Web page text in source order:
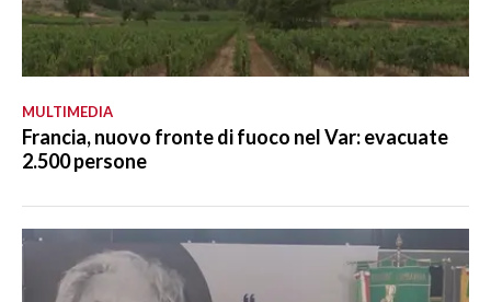
MULTIMEDIA
Francia, nuovo fronte di fuoco nel Var: evacuate
2.500 persone